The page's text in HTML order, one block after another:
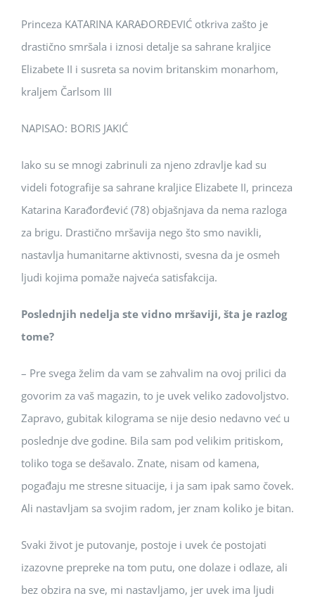
Princeza KATARINA KARAĐORĐEVIĆ otkriva zašto je
drastično smršala i iznosi detalje sa sahrane kraljice
Elizabete II i susreta sa novim britanskim monarhom,
kraljem Čarlsom III
NAPISAO: BORIS JAKIĆ
Iako su se mnogi zabrinuli za njeno zdravlje kad su
videli fotografije sa sahrane kraljice Elizabete II, princeza
Katarina Karađorđević (78) objašnjava da nema razloga
za brigu. Drastično mršavija nego što smo navikli,
nastavlja humanitarne aktivnosti, svesna da je osmeh
ljudi kojima pomaže najveća satisfakcija.
Poslednjih nedelja ste vidno mršaviji, šta je razlog
tome?
– Pre svega želim da vam se zahvalim na ovoj prilici da
govorim za vaš magazin, to je uvek veliko zadovoljstvo.
Zapravo, gubitak kilograma se nije desio nedavno već u
poslednje dve godine. Bila sam pod velikim pritiskom,
toliko toga se dešavalo. Znate, nisam od kamena,
pogađaju me stresne situacije, i ja sam ipak samo čovek.
Ali nastavljam sa svojim radom, jer znam koliko je bitan.
Svaki život je putovanje, postoje i uvek će postojati
izazovne prepreke na tom putu, one dolaze i odlaze, ali
bez obzira na sve, mi nastavljamo, jer uvek ima ljudi